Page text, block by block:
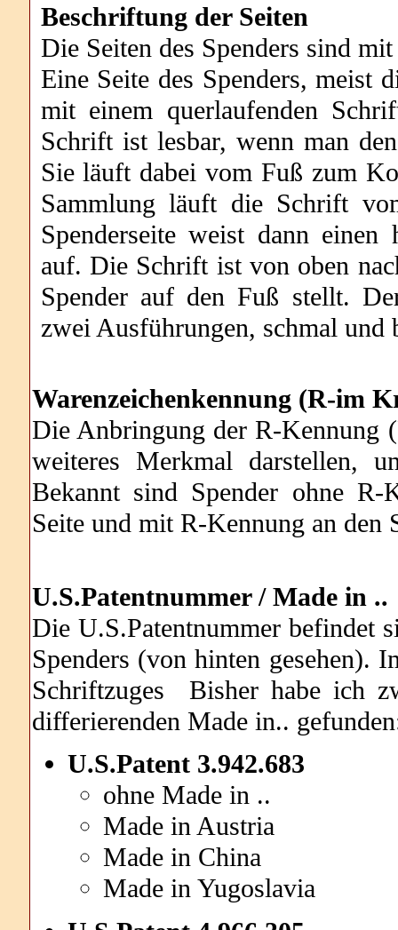
Beschriftung der Seiten
Die Seiten des Spenders sind
Eine Seite des Spenders, meist
mit einem querlaufenden
Schrift ist lesbar, wenn man
Sie läuft dabei vom Fuß zum
Sammlung läuft die Schrift
Spenderseite weist dann einen
auf. Die Schrift ist von oben
Spender auf den Fuß stellt.
zwei Ausführungen, schmal und
Warenzeichenkennung (R-im
Die Anbringung der R-Kennung
weiteres Merkmal darstellen,
Bekannt sind Spender ohne
Seite und mit R-Kennung an den
U.S.Patentnummer / Made in ..
Die U.S.Patentnummer befindet
Spenders (von hinten gesehen).
Schriftzuges Bisher habe ich
differierenden Made in..
U.S.Patent 3.942.683
ohne Made in ..
Made in Austria
Made in China
Made in Yugoslavia